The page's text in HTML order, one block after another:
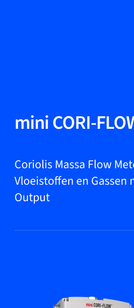
Producten
Markets
Service & support
Bronkhorst
mini CORI-
Coriolis Massa Flow
Vloeistoffen en Gassen
Output